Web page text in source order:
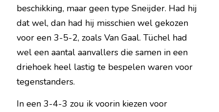
beschikking, maar geen type Sneijder. Had hij
dat wel, dan had hij misschien wel gekozen
voor een 3-5-2, zoals Van Gaal. Tüchel had
wel een aantal aanvallers die samen in een
driehoek heel lastig te bespelen waren voor
tegenstanders.
In een 3-4-3 zou ik voorin kiezen voor